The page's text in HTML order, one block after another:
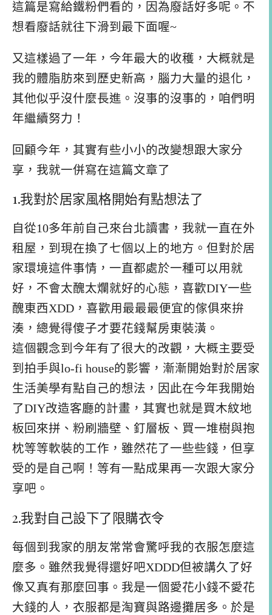
這篇是寫給鐵粉們看的，因為廢話好多呢。不
想看廢話就往下滑到最下面喔~
又這樣過了一年，今年最大的收穫，大概就是
我的體脂肪來到歷史新高，腦力大量的退化，
其他似乎沒什麼長進。沒事的沒事的，咱們明
年繼續努力！
回顧今年，其實有些小小的改變想跟大家分
享，我就一併寫在這篇文章了
1.我對於居家風格開始有點想法了
自從10多年前自己來台北讀書，我就一直在外
租屋，到現在換了七個以上的地方。但對於居
家環境這件事情，一直都處於一種可以用就
好，不會太醜太爛就好的心態，喜歡DIY一些
醜東西XDD，喜歡用最最最便宜的傢俱來拚
湊，總覺得傻子才要花錢幫房東裝潢。
這個觀念到今年有了很大的改觀，大概主要受
到拍手與lo-fi house的影響，漸漸開始對於居家
生活美學有點自己的想法，因此在今年我開始
了DIY改造客廳的計畫，其實也就是買木紋地
板回來拼、粉刷牆壁、釘層板、買一堆樹與抱
枕等等軟裝的工作，雖然花了一些些錢，但享
受的是自己啊！等有一點成果再一次跟大家分
享吧。
2.我對自己設下了限購衣令
每個到我家的朋友常常會驚呼我的衣服怎麼這
麼多。雖然我覺得還好吧XDDD但被講久了好
像又真有那麼回事。我是一個愛花小錢不愛花
大錢的人，衣服都是淘寶與路邊攤居多。於是